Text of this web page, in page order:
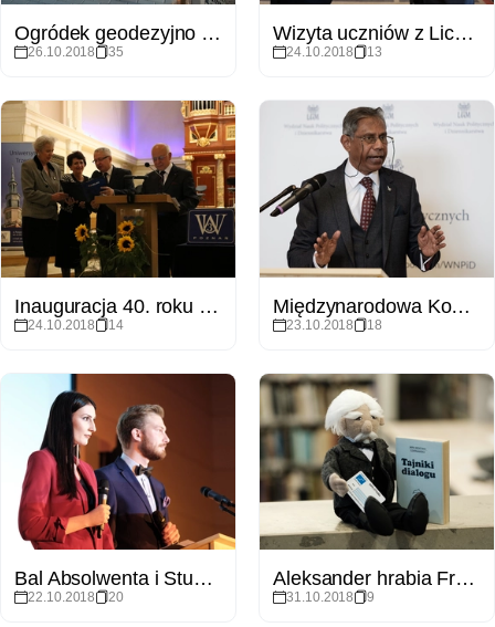
Ogródek geodezyjno kartograficzno geomatyczny - otwarcie
26.10.2018 35
Wizyta uczniów z Liceum Ogólnokształcące im. Heliodora Święcickiego w Międzyrzeczu
24.10.2018 13
Inauguracja 40. roku akademickiego na Uniwersytecie Trzeciego Wieku
24.10.2018 14
Międzynarodowa Konferencja “Beyond Europe: Politics and Change in Global and Regional Afairs"
23.10.2018 18
Bal Absolwenta i Studenta - 10 lat WNPiD
22.10.2018 20
Aleksander hrabia Fredro - maskotka Wydziału Filologii Polskiej i Klasycznej UAM
31.10.2018 9